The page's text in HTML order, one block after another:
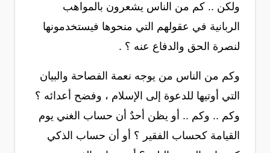
ولكن .. كم من الناس يشعرون بالمواهب
الربانية في عقولهم التي منحوها فيستخدمونها
لنصرة الحق والدفاع عنه ؟ .
وكم من الناس من يوجه نعمة الفصاحة والبيان
التي أوتيها للدعوة إلى الإسلام ، وفضح أعدائه ؟
وكم .. وكم .. أو يظن أحدٌ أن حساب الغني يوم
القيامة كحساب الفقير ؟ أو أن حساب الذكي